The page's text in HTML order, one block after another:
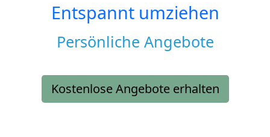
Entspannt umziehen
Persönliche Angebote
Kostenlose Angebote erhalten